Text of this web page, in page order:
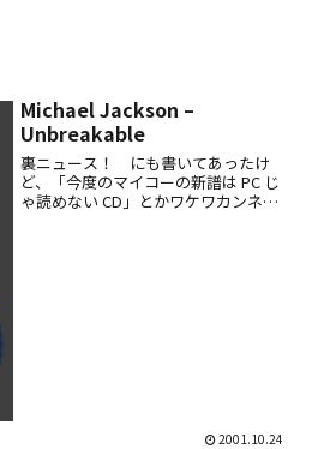
Michael Jackson –
Unbreakable
裏ニュース！ にも書いてあったけ
ど、「今度のマイコーの新譜は PC じ
ゃ読めない CD」とかワケワカンネー
2001.10.24